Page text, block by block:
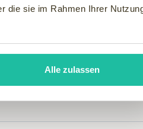
die sie im Rahmen Ihrer
Alle zulassen
an das Hotel